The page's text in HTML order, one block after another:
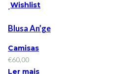
Wishlist
Blusa An’ge
Camisas
€60,00
Ler mais